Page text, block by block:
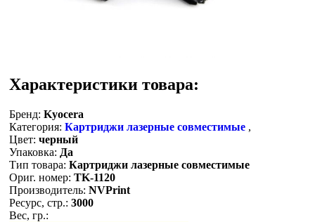
Характеристики товара:
Бренд: Kyocera
Категория: Картриджи лазерные совместимые ,
Цвет: черный
Упаковка: Да
Тип товара: Картриджи лазерные совместимые
Ориг. номер: TK-1120
Производитель: NVPrint
Ресурс, стр.: 3000
Вес, гр.: